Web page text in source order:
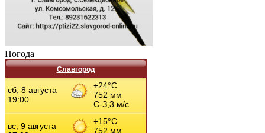
Погода
Славгород